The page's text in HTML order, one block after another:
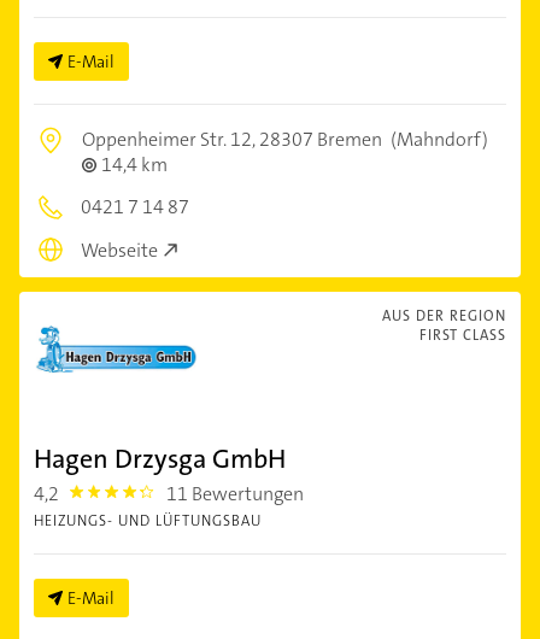
E-Mail
Oppenheimer Str. 12,28307 Bremen (Mahndorf)
14,4 km
0421 7 14 87
Webseite
AUS DER REGION
FIRST CLASS
Hagen Drzysga GmbH
4,2 4.2000003 11 Bewertungen
HEIZUNGS- UND LÜFTUNGSBAU
E-Mail